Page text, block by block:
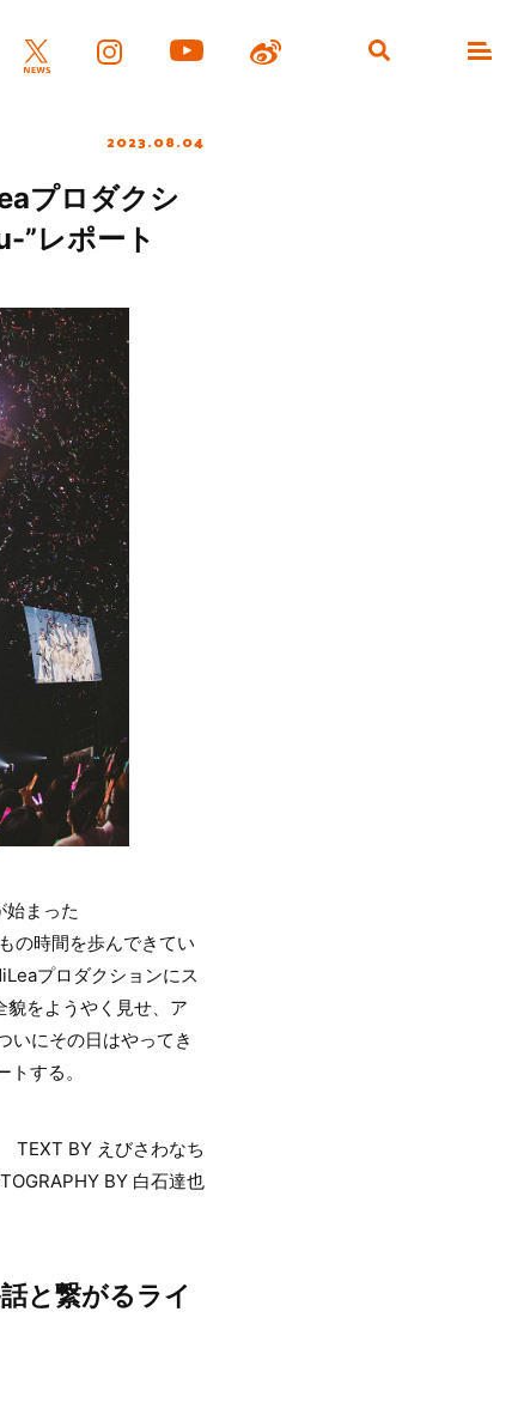
2023.08.04
プロダクシ
”レポート
始まった
の時間を歩んできてい
プロダクションにス
をようやく見せ、ア
いにその日はやってき
する。
TEXT BY えびさわなち
BY 白石達也
と繋がるライ